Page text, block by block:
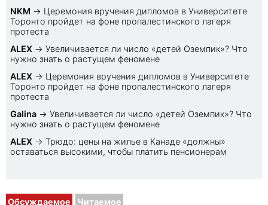
NKM → Церемония вручения дипломов в Университете
Торонто пройдет на фоне пропалестинского лагеря
протеста
ALEX → Увеличивается ли число «детей Оземпик»? Что
нужно знать о растущем феномене
ALEX → Церемония вручения дипломов в Университете
Торонто пройдет на фоне пропалестинского лагеря
протеста
Galina → Увеличивается ли число «детей Оземпик»? Что
нужно знать о растущем феномене
ALEX → Трюдо: цены на жилье в Канаде «должны»
оставаться высокими, чтобы платить пенсионерам
Обсуждаемое Читаемое